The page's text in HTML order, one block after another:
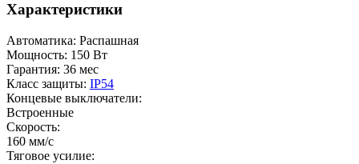
Характеристики
Автоматика: Распашная
Мощность: 150 Вт
Гарантия: 36 мес
Класс защиты: IP54
Концевые выключатели:
Встроенные
Скорость:
160 мм/с
Тяговое усилие: